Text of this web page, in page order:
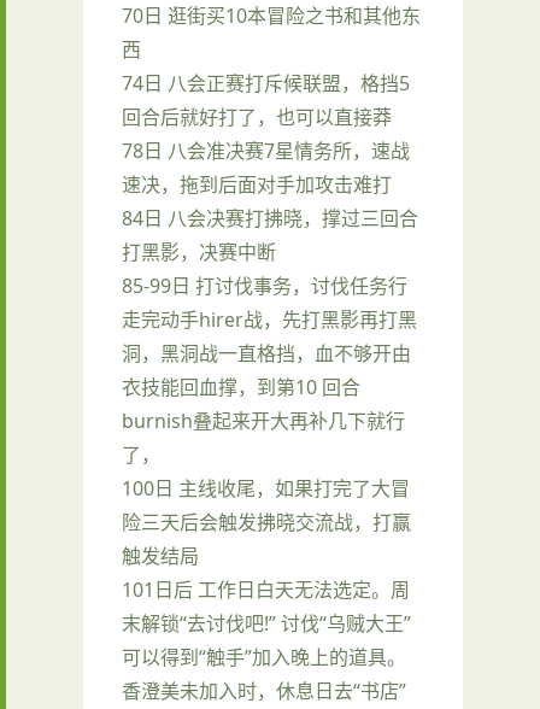
70日 逛街买10本冒险之书和其他东
西
74日 八会正赛打斥候联盟，格挡5
回合后就好打了，也可以直接莽
78日 八会准决赛7星情务所，速战
速决，拖到后面对手加攻击难打
84日 八会决赛打拂晓，撑过三回合
打黑影，决赛中断
85-99日 打讨伐事务，讨伐任务行
走完动手hirer战，先打黑影再打黑
洞，黑洞战一直格挡，血不够开由
衣技能回血撑，到第10 回合
burnish叠起来开大再补几下就行
了，
100日 主线收尾，如果打完了大冒
险三天后会触发拂晓交流战，打赢
触发结局
101日后 工作日白天无法选定。周
末解锁“去讨伐吧!” 讨伐“乌贼大王”
可以得到“触手”加入晚上的道具。
香澄美未加入时，休息日去“书店”